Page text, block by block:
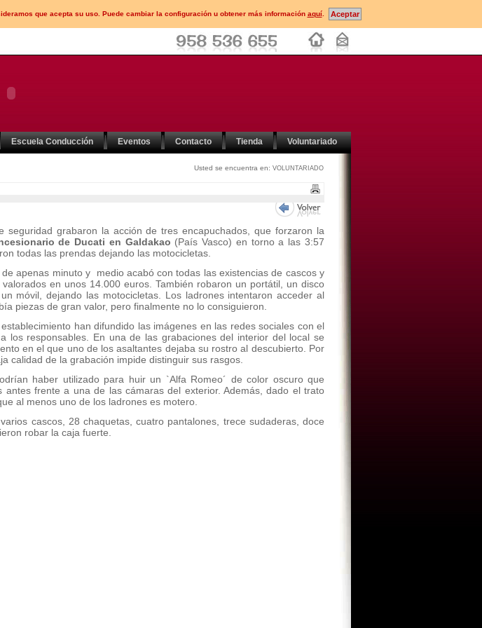
que acepta su uso. Puede cambiar la configuración u obtener más información aquí.
Escuela Conducción Eventos Contacto Tienda Voluntariado
Usted se encuentra en: VOLUNTARIADO
seguridad grabaron la acción de tres encapuchados, que forzaron la
de Ducati en Galdakao (País Vasco) en torno a las 3:57
todas las prendas dejando las motocicletas.
apenas minuto y medio acabó con todas las existencias de cascos y
valorados en unos 14.000 euros. También robaron un portátil, un disco
móvil, dejando las motocicletas. Los ladrones intentaron acceder al
piezas de gran valor, pero finalmente no lo consiguieron.
han difundido las imágenes en las redes sociales con el
los responsables. En una de las grabaciones del interior del local se
en el que uno de los asaltantes dejaba su rostro al descubierto. Por
calidad de la grabación impide distinguir sus rasgos.
haber utilizado para huir un `Alfa Romeo´ de color oscuro que
antes frente a una de las cámaras del exterior. Además, dado el trato
al menos uno de los ladrones es motero.
cascos, 28 chaquetas, cuatro pantalones, trece sudaderas, doce
robar la caja fuerte.